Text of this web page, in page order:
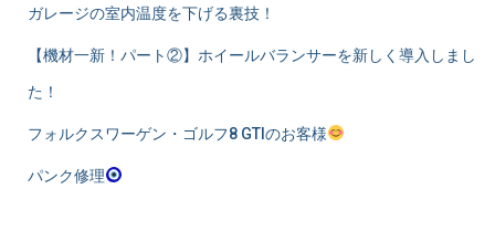
ガレージの室内温度を下げる裏技！
​【機材一新！パート②】ホイールバランサーを新しく導入しまし
た！
フォルクスワーゲン・ゴルフ8 GTIのお客様
パンク修理